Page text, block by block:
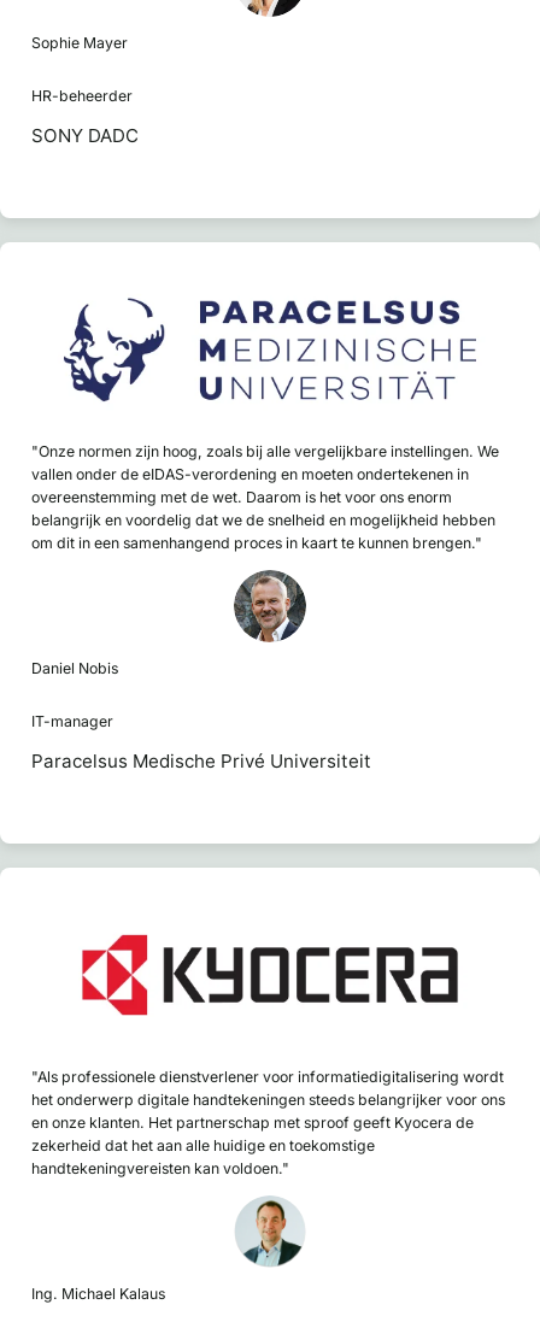
Sophie Mayer
HR-beheerder
SONY DADC
"Onze normen zijn hoog, zoals bij alle vergelijkbare instellingen. We
vallen onder de eIDAS-verordening en moeten ondertekenen in
overeenstemming met de wet. Daarom is het voor ons enorm
belangrijk en voordelig dat we de snelheid en mogelijkheid hebben
om dit in een samenhangend proces in kaart te kunnen brengen."
Daniel Nobis
IT-manager
Paracelsus Medische Privé Universiteit
"Als professionele dienstverlener voor informatiedigitalisering wordt
het onderwerp digitale handtekeningen steeds belangrijker voor ons
en onze klanten. Het partnerschap met sproof geeft Kyocera de
zekerheid dat het aan alle huidige en toekomstige
handtekeningvereisten kan voldoen."
Ing. Michael Kalaus